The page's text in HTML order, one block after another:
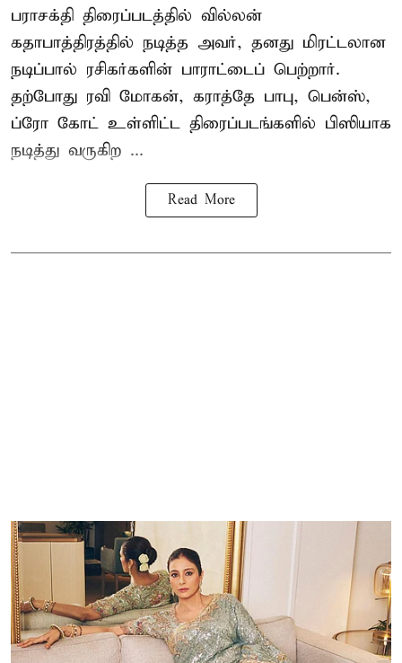
பராசக்தி திரைப்படத்தில் வில்லன்
கதாபாத்திரத்தில் நடித்த அவர், தனது மிரட்டலான
நடிப்பால் ரசிகர்களின் பாராட்டைப் பெற்றார்.
தற்போது ரவி மோகன், கராத்தே பாபு, பென்ஸ்,
ப்ரோ கோட் உள்ளிட்ட திரைப்படங்களில் பிஸியாக
நடித்து வருகிற ...
Read More